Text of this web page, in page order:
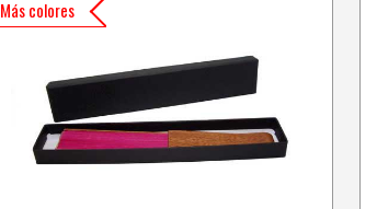
Más colores